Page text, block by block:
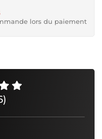
lors du paiement